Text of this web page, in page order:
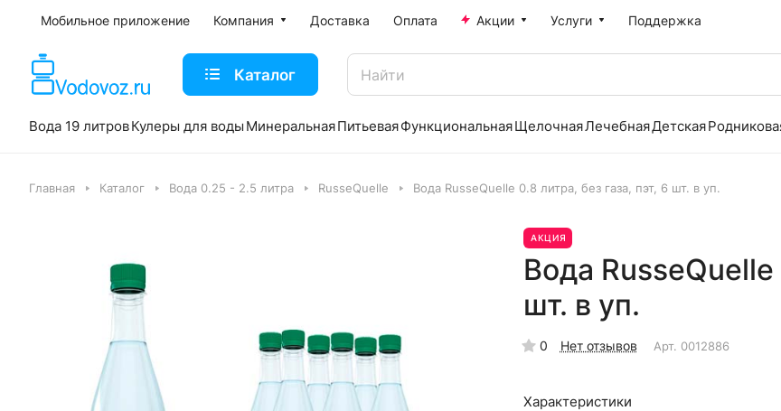
Мобильное приложение Компания Доставка Оплата Акции Услуги Поддержка
Каталог
Вода 19 литровКулеры для воды МинеральнаяПитьеваяФункциональнаяЩелочнаяЛечебнаяДетская
Главная Каталог Вода 0.25 - 2.5 литра RusseQuelle Вода RusseQuelle 0.8 литра, без газа, пэт, 6 шт. в уп.
АКЦИЯ
Вода RusseQuelle
шт. в уп.
0 Нет отзывов Арт. 0012886
Характеристики